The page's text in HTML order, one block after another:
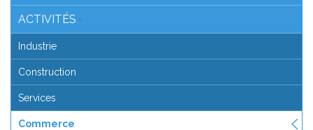
ACTIVITÉS
Industrie
Construction
Services
Commerce